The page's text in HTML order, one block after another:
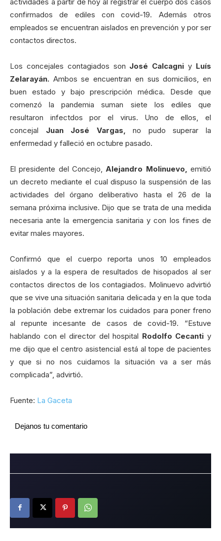
confirmados de ediles con covid-19. Además otros
empleados se encuentran aislados en prevención y por ser
contactos directos.
Los concejales contagiados son José Calcagniy Luís
Zelarayán. Ambos se encuentran en sus domicilios, en
buen estado y bajo prescripción médica. Desde que
comenzó la pandemia suman siete los ediles que
resultaron infectdos por el virus. Uno de ellos, el
concejal Juan José Vargas,no pudo superar la
enfermedad y falleció en octubre pasado.
El presidente del Concejo, Alejandro Molinuevo,emitió
un decreto mediante el cual dispuso la suspensión de las
actividades del órgano deliberativo hasta el 26 de la
semana próxima inclusive. Dijo que se trata de una medida
necesaria ante la emergencia sanitaria y con los fines de
evitar males mayores.
Confirmó que el cuerpo reporta unos 10 empleados
aislados y a la espera de resultados de hisopados al ser
contactos directos de los contagiados. Molinuevo advirtió
que se vive una situación sanitaria delicada y en la que toda
la población debe extremar los cuidados para poner freno
al repunte incesante de casos de covid-19. “Estuve
hablando con el director del hospital Rodolfo Cecanti y
me dijo que el centro asistencial está al tope de pacientes
y que si no nos cuidamos la situación va a ser más
complicada”, advirtió.
Fuente: La Gaceta
Dejanos tu comentario